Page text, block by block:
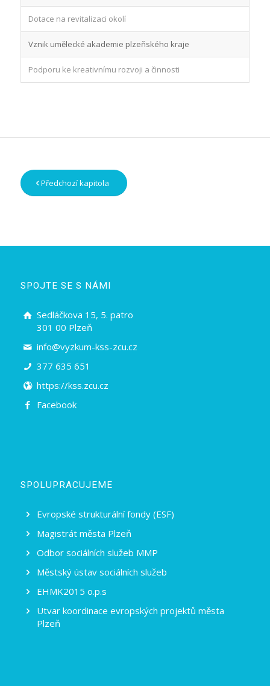
Dotace na revitalizaci okolí
Vznik umělecké akademie plzeňského kraje
Podporu ke kreativnímu rozvoji a činnosti
Předchozí kapitola
SPOJTE SE S NÁMI
Sedláčkova 15, 5. patro
301 00 Plzeň
info@vyzkum-kss-zcu.cz
377 635 651
https://kss.zcu.cz
Facebook
SPOLUPRACUJEME
Evropské strukturální fondy (ESF)
Magistrát města Plzeň
Odbor sociálních služeb MMP
Městský ústav sociálních služeb
EHMK2015 o.p.s
Utvar koordinace evropských projektů města
Plzeň